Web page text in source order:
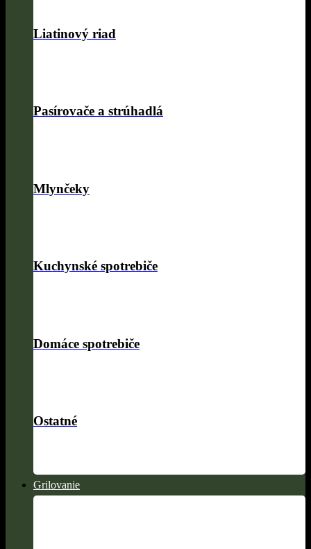
Liatinový riad
Pasírovače a strúhadlá
Mlynčeky
Kuchynské spotrebiče
Domáce spotrebiče
Ostatné
Grilovanie